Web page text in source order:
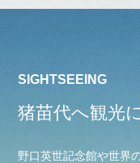
SIGHTSEEING
猪苗代へ観光
野口英世記念館や世界